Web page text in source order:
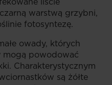
warstwą grzybni,
fotosyntezę.
owady, których
mogą powodować
Charakterystycznym
są żółte